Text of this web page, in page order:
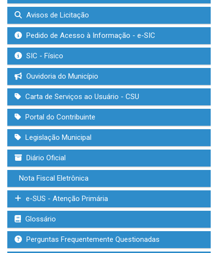
Avisos de Licitação
Pedido de Acesso à Informação - e-SIC
SIC - Físico
Ouvidoria do Município
Carta de Serviços ao Usuário - CSU
Portal do Contribuinte
Legislação Municipal
Diário Oficial
Nota Fiscal Eletrônica
e-SUS - Atenção Primária
Glossário
Perguntas Frequentemente Questionadas